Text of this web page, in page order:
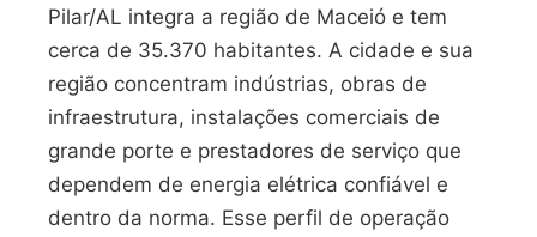
Pilar/AL integra a região de Maceió e tem
cerca de 35.370 habitantes. A cidade e sua
região concentram indústrias, obras de
infraestrutura, instalações comerciais de
grande porte e prestadores de serviço que
dependem de energia elétrica confiável e
dentro da norma. Esse perfil de operação